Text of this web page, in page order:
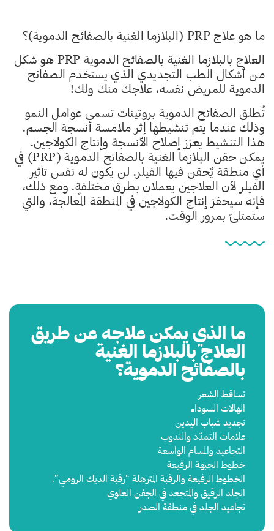
ما هو علاج PRP (البلازما الغنية بالصفائح الدموية)؟
العلاج بالبلازما الغنية بالصفائح الدموية PRP هو شكل
من أشكال الطب التجديدي الذي يستخدم الصفائح
الدموية للمريض نفسه، علاجك منك ولك!
تٌطلق الصفائح الدموية بروتينات تسمى عوامل النمو
وذلك عندما يتم تنشيطها إثر ملامسة أنسجة الجسم.
هذا التنشيط يعزز إصلاح الأنسجة وإنتاج الكولاجين.
يمكن حقن البلازما الغنية بالصفائح الدموية (PRP) في
أي منطقة يٌحقن فيها الفيلر. لن يكون له نفس تأثير
الفيلر لأن العلاجين يعملان بطرق مختلفة. ومع ذلك،
فإنه سيحفز إنتاج الكولاجين في المنطقة المٌعالجة، والتي
ستمتلئ بمرور الوقت.
ما الذي يمكن علاجه عن طريق
العلاج بالبلازما الغنية
بالصفائح الدموية؟
تساقط الشعر
الهالات السوداء
تجديد شباب اليدين
علامات التمدّد والندوب
التجاعيد والمسام الواسعة
خطوط الجبهة الرفيعة
الخطوط الرفيعة والرقبة المترهلة “رقبة الديك الرومي”.
الجلد الرقيق والمتجعد في الجفن العلوي
تجاعيد الجلد في منطقة الصدر